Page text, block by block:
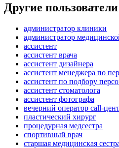
Другие
администратор клиники
администратор
ассистент
ассистент врача
ассистент дизайнера
ассистент менеджера по
ассистент по подбору
ассистент стоматолога
ассистент фотографа
вечерний оператор call-
пластический хирург
процедурная медсестра
спортивный врач
старшая медицинская